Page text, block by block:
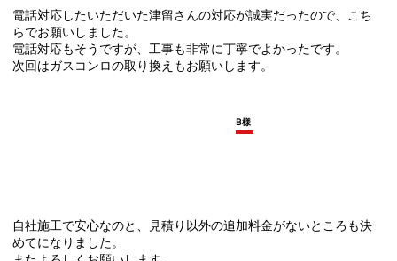
電話対応したいただいた津留さんの対応が誠実だったので、こち
らでお願いしました。
電話対応もそうですが、工事も非常に丁寧でよかったです。
次回はガスコンロの取り換えもお願いします。
自社施工で安心なのと、見積り以外の追加料金がないところも決
めてになりました。
B様